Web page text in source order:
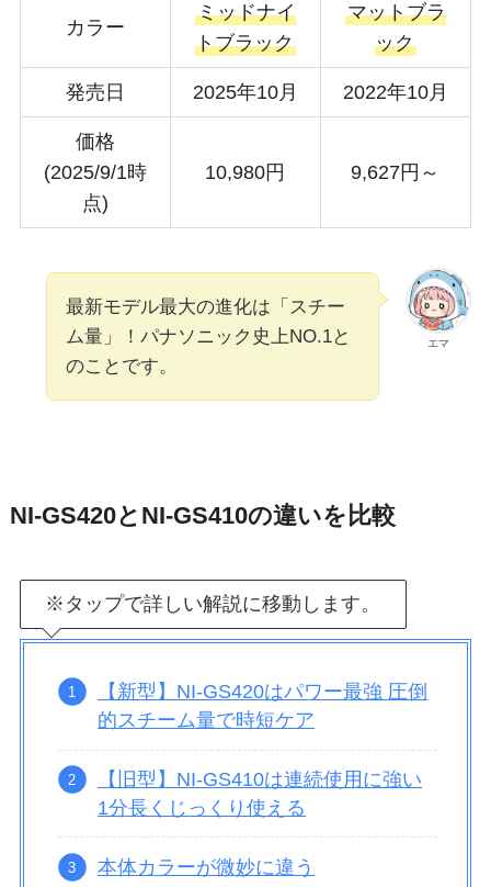
カラー
ミッドナイ
トブラック
マットブラ
ック
発売日 2025年10月 2022年10月
価格
(2025/9/1時
点)
10,980円 9,627円～
エマ
最新モデル最大の進化は「スチー
ム量」！パナソニック史上NO.1と
のことです。
NI-GS420とNI-GS410の違いを比較
※タップで詳しい解説に移動します。
【新型】NI-GS420はパワー最強 圧倒
的スチーム量で時短ケア
【旧型】NI-GS410は連続使用に強い
1分長くじっくり使える
本体カラーが微妙に違う